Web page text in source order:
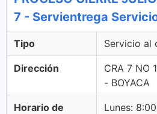
7 - Servientrega
Tipo Servicio al
Dirección
CRA 7 NO
- BOYACA
Horario de
Lunes: